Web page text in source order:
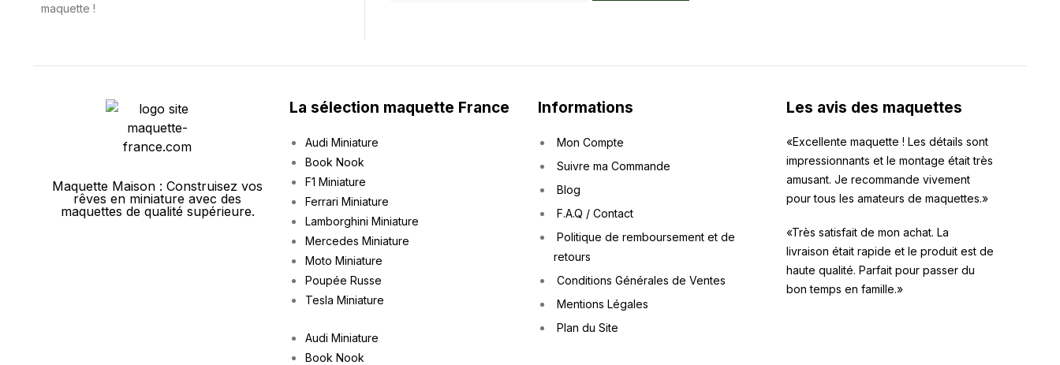
maquette !
Maquette Maison : Construisez vos
rêves en miniature avec des
maquettes de qualité supérieure.
La sélection maquette France
Audi Miniature
Book Nook
F1 Miniature
Ferrari Miniature
Lamborghini Miniature
Mercedes Miniature
Moto Miniature
Poupée Russe
Tesla Miniature
Audi Miniature
Book Nook
Informations
Mon Compte
Suivre ma Commande
Blog
F.A.Q / Contact
Politique de remboursement et de
retours
Conditions Générales de Ventes
Mentions Légales
Plan du Site
Les avis des maquettes
«Excellente maquette ! Les détails sont
impressionnants et le montage était très
amusant. Je recommande vivement
pour tous les amateurs de maquettes.»
«Très satisfait de mon achat. La
livraison était rapide et le produit est de
haute qualité. Parfait pour passer du
bon temps en famille.»